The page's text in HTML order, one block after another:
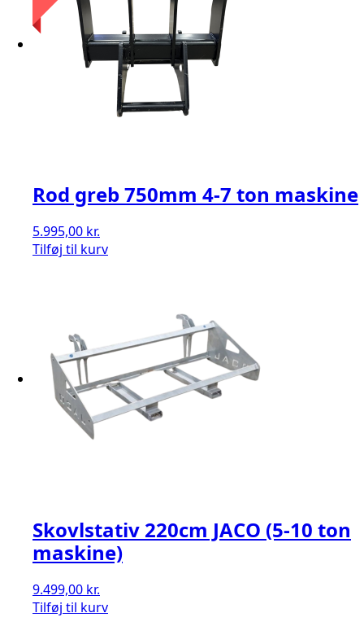
Rod greb 750mm 4-7 ton maskine
5.995,00 kr.
Tilføj til kurv
Skovlstativ 220cm JACO (5-10 ton
maskine)
9.499,00 kr.
Tilføj til kurv